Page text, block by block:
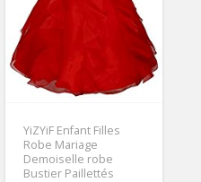
YiZYiF Enfant Filles
Robe Mariage
Demoiselle robe
Bustier Paillettés